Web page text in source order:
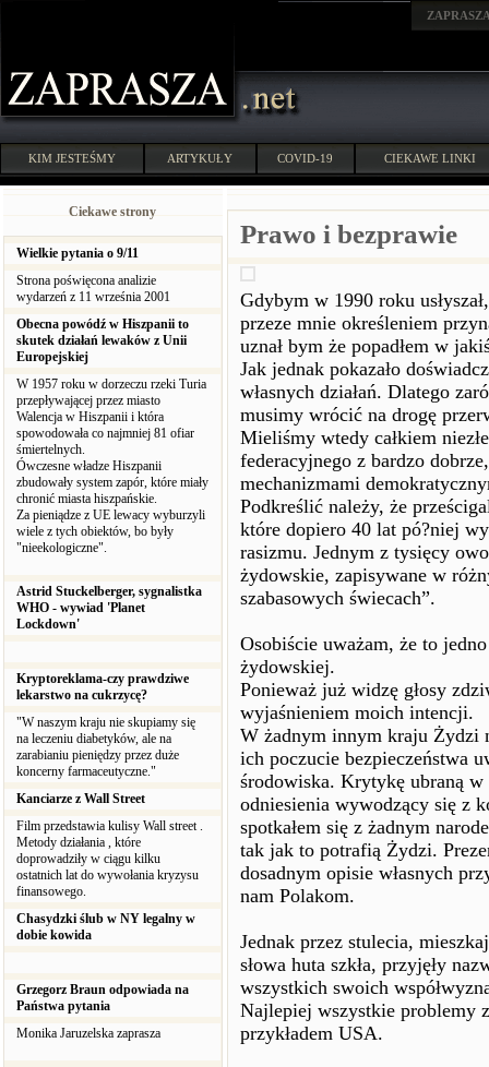
KIM JESTEŚMY ARTYKUŁY COVID-19 CIEKAWE LINKI
Ciekawe strony
Wielkie pytania o 9/11
Strona poświęcona analizie
wydarzeń z 11 września 2001
Obecna powódź w Hiszpanii to
skutek działań lewaków z Unii
Europejskiej
W 1957 roku w dorzeczu rzeki Turia
przepływającej przez miasto
Walencja w Hiszpanii i która
spowodowała co najmniej 81 ofiar
śmiertelnych.
Ówczesne władze Hiszpanii
zbudowały system zapór, które miały
chronić miasta hiszpańskie.
Za pieniądze z UE lewacy wyburzyli
wiele z tych obiektów, bo były
"nieekologiczne".
Astrid Stuckelberger, sygnalistka
WHO - wywiad 'Planet
Lockdown'
Kryptoreklama-czy prawdziwe
lekarstwo na cukrzycę?
"W naszym kraju nie skupiamy się
na leczeniu diabetyków, ale na
zarabianiu pieniędzy przez duże
koncerny farmaceutyczne."
Kanciarze z Wall Street
Film przedstawia kulisy Wall street .
Metody działania , które
doprowadziły w ciągu kilku
ostatnich lat do wywołania kryzysu
finansowego.
Chasydzki ślub w NY legalny w
dobie kowida
Grzegorz Braun odpowiada na
Państwa pytania
Monika Jaruzelska zaprasza
Prawo i bezprawie
Gdybym w 1990 roku
przeze mnie określeniem
uznał bym że popadłem w
Jak jednak pokazało
własnych działań. Dlatego
musimy wrócić na drogę
Mieliśmy wtedy całkiem
federacyjnego z bardzo
mechanizmami
Podkreślić należy, że
które dopiero 40 lat pó?niej
rasizmu. Jednym z tysięcy
żydowskie, zapisywane w
szabasowych świecach”.
Osobiście uważam, że to
żydowskiej.
Ponieważ już widzę głosy
wyjaśnieniem moich intencji.
W żadnym innym kraju Żydzi
ich poczucie bezpieczeństwa
środowiska. Krytykę ubraną
odniesienia wywodzący się z
spotkałem się z żadnym
tak jak to potrafią Żydzi.
dosadnym opisie własnych
nam Polakom.
Jednak przez stulecia,
słowa huta szkła, przyjęły
wszystkich swoich
Najlepiej wszystkie problemy
przykładem USA.